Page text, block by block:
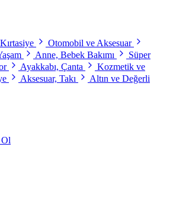
Otomobil ve Aksesuar
Anne, Bebek Bakımı
Süper
Ayakkabı, Çanta
Kozmetik ve
Aksesuar, Takı
Altın ve Değerli
Ol